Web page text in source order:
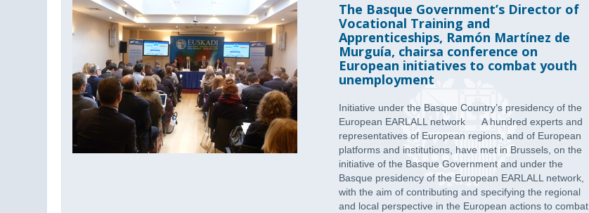
The Basque Government’s Director of
Vocational Training and
Apprenticeships, Ramón Martínez de
Murguía, chairsa conference on
European initiatives to combat youth
unemployment
Initiative under the Basque Country’s presidency of the
European EARLALL network A hundred experts and
representatives of European regions, and of European
platforms and institutions, have met in Brussels, on the
initiative of the Basque Government and under the
Basque presidency of the European EARLALL network,
with the aim of contributing and specifying the regional
and local perspective in the European actions to combat